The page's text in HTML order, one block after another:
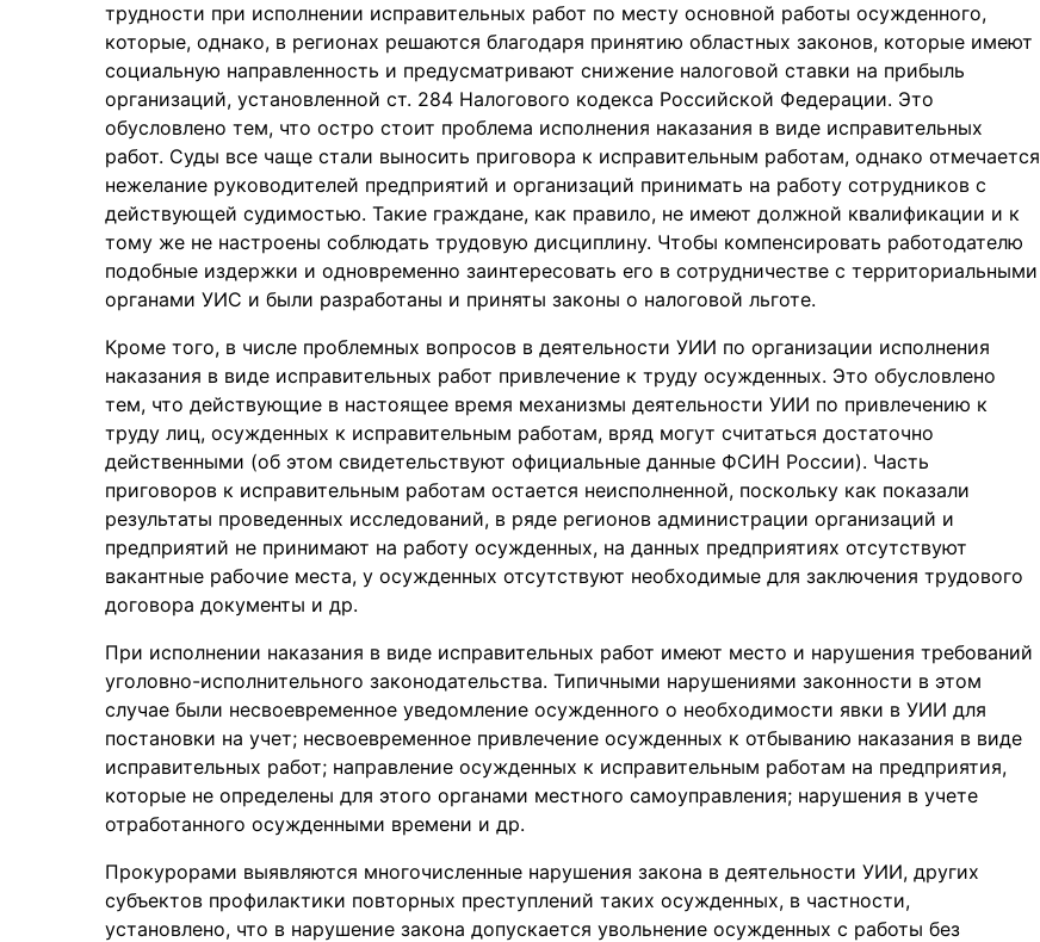
трудности при исполнении исправительных работ по месту основной работы осужденного,
которые, однако, в регионах решаются благодаря принятию областных законов, которые имеют
социальную направленность и предусматривают снижение налоговой ставки на прибыль
организаций, установленной ст. 284 Налогового кодекса Российской Федерации. Это
обусловлено тем, что остро стоит проблема исполнения наказания в виде исправительных
работ. Суды все чаще стали выносить приговора к исправительным работам, однако отмечается
нежелание руководителей предприятий и организаций принимать на работу сотрудников с
действующей судимостью. Такие граждане, как правило, не имеют должной квалификации и к
тому же не настроены соблюдать трудовую дисциплину. Чтобы компенсировать работодателю
подобные издержки и одновременно заинтересовать его в сотрудничестве с территориальными
органами УИС и были разработаны и приняты законы о налоговой льготе.
Кроме того, в числе проблемных вопросов в деятельности УИИ по организации исполнения
наказания в виде исправительных работ привлечение к труду осужденных. Это обусловлено
тем, что действующие в настоящее время механизмы деятельности УИИ по привлечению к
труду лиц, осужденных к исправительным работам, вряд могут считаться достаточно
действенными (об этом свидетельствуют официальные данные ФСИН России). Часть
приговоров к исправительным работам остается неисполненной, поскольку как показали
результаты проведенных исследований, в ряде регионов администрации организаций и
предприятий не принимают на работу осужденных, на данных предприятиях отсутствуют
вакантные рабочие места, у осужденных отсутствуют необходимые для заключения трудового
договора документы и др.
При исполнении наказания в виде исправительных работ имеют место и нарушения требований
уголовно-исполнительного законодательства. Типичными нарушениями законности в этом
случае были несвоевременное уведомление осужденного о необходимости явки в УИИ для
постановки на учет; несвоевременное привлечение осужденных к отбыванию наказания в виде
исправительных работ; направление осужденных к исправительным работам на предприятия,
которые не определены для этого органами местного самоуправления; нарушения в учете
отработанного осужденными времени и др.
Прокурорами выявляются многочисленные нарушения закона в деятельности УИИ, других
субъектов профилактики повторных преступлений таких осужденных, в частности,
установлено, что в нарушение закона допускается увольнение осужденных с работы без